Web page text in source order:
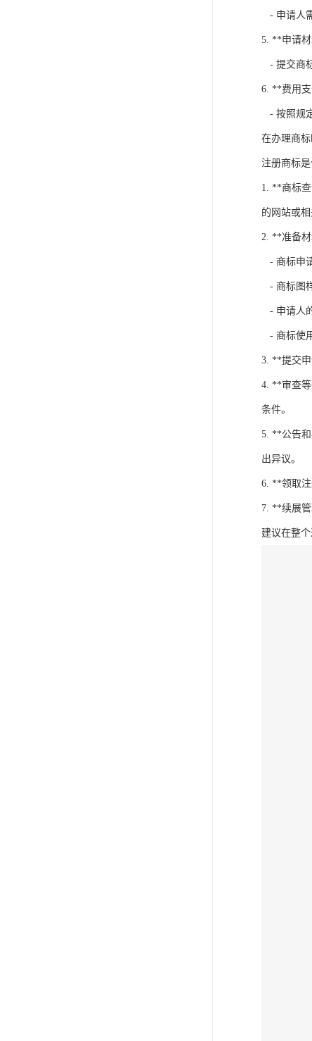
- 申请人
5. **申请材
- 提交商
6. **费用支
- 按照规
在办理商
注册商标
1. **商标
的网站或相
2. **准备材
- 商标申
- 商标图
- 申请人
- 商标使
3. **提交申
4. **审查
条件。
5. **公告
出异议。
6. **领取注
7. **续展
建议在整